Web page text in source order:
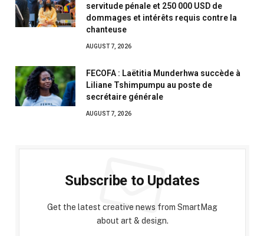
servitude pénale et 250 000 USD de
dommages et intérêts requis contre la
chanteuse
AUGUST 7, 2026
FECOFA : Laëtitia Munderhwa succède à
Liliane Tshimpumpu au poste de
secrétaire générale
AUGUST 7, 2026
Subscribe to Updates
Get the latest creative news from SmartMag
about art & design.